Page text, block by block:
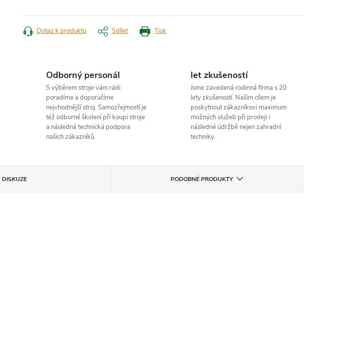
cena:
Tisk
Dotaz k produktu Sdílet
Odborný personál
S výběrem stroje vám rádi
poradíme a doporučíme
nejvhodnější stroj. Samozřejmostí je
též odborné školení při koupi stroje
a následná technická podpora
našich zákazníků.
let zkušeností
Jsme zavedená rodinná firma s 20
lety zkušeností. Naším cílem je
poskytnout zákazníkovi maximum
možných služeb při prodeji i
následné údržbě nejen zahradní
techniky.
DISKUZE PODOBNÉ PRODUKTY